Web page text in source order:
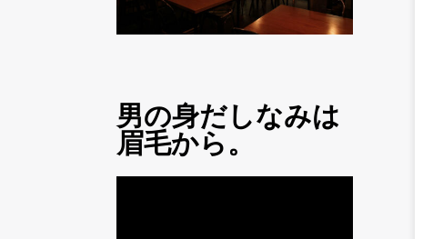
男の身だしなみは
眉毛から。